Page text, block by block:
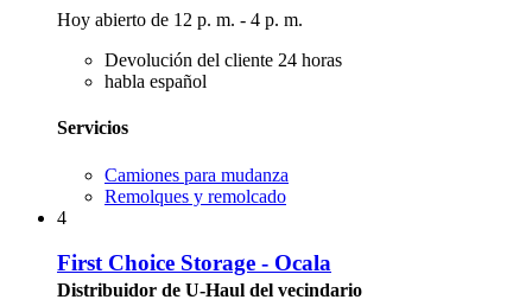
Hoy abierto de 12 p. m. - 4 p. m.
Devolución del cliente 24 horas
habla español
Servicios
Camiones para mudanza
Remolques y remolcado
4
First Choice Storage - Ocala
Distribuidor de U-Haul del vecindario